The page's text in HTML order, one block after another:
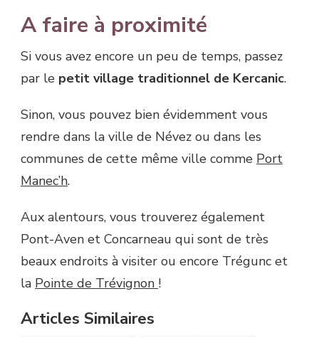
A faire à proximité
Si vous avez encore un peu de temps, passez
par le petit village traditionnel de Kercanic.
Sinon, vous pouvez bien évidemment vous
rendre dans la ville de Névez ou dans les
communes de cette même ville comme Port
Manec’h.
Aux alentours, vous trouverez également
Pont-Aven et Concarneau qui sont de très
beaux endroits à visiter ou encore Trégunc et
la Pointe de Trévignon !
Articles Similaires